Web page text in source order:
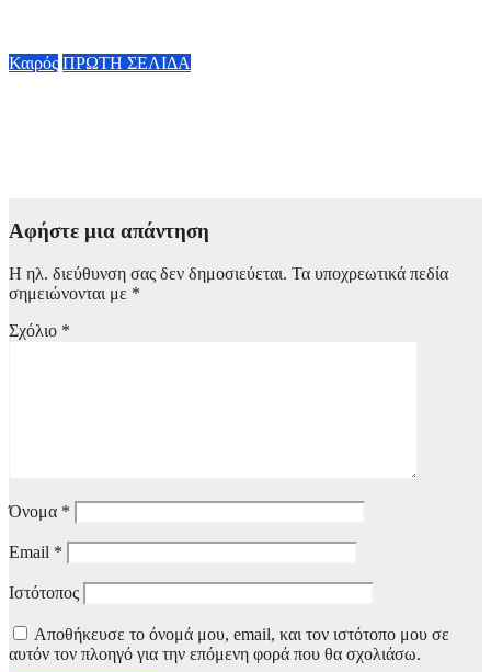
Καιρός ΠΡΩΤΗ ΣΕΛΙΔΑ
Αφήστε μια απάντηση
Η ηλ. διεύθυνση σας δεν δημοσιεύεται. Τα υποχρεωτικά πεδία
σημειώνονται με *
Σχόλιο *
Όνομα *
Email *
Ιστότοπος
Αποθήκευσε το όνομά μου, email, και τον ιστότοπο μου σε
αυτόν τον πλοηγό για την επόμενη φορά που θα σχολιάσω.